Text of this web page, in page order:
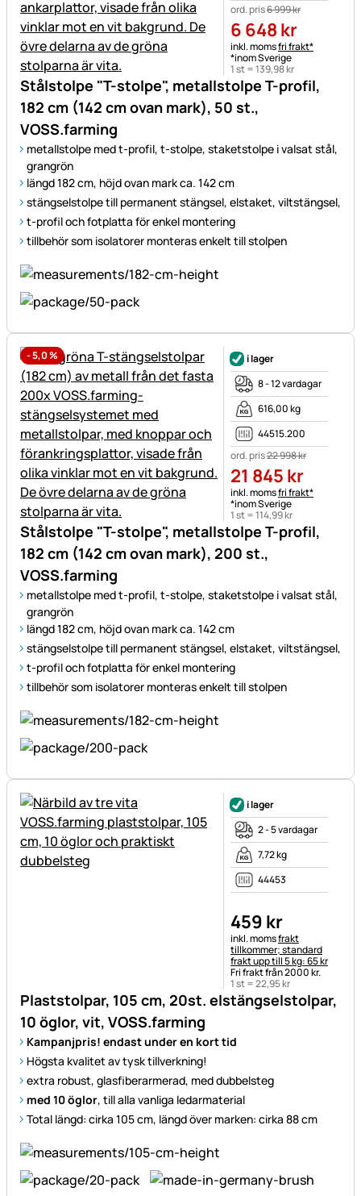
Stålstolpe "T-stolpe", metallstolpe T-profil,
182 cm (142 cm ovan mark), 50 st.,
VOSS.farming
metallstolpe med t-profil, t-stolpe, staketstolpe i valsat stål,
grangrön
längd 182 cm, höjd ovan mark ca. 142 cm
stängselstolpe till permanent stängsel, elstaket, viltstängsel,
t-profil och fotplatta för enkel montering
tillbehör som isolatorer monteras enkelt till stolpen
ord. pris6 999kr
6 648kr
Skatteinformation:
inkl. momsfri frakt*
*inom Sverige
1 st =139,98kr
-5,0%
Stålstolpe "T-stolpe", metallstolpe T-profil,
182 cm (142 cm ovan mark), 200 st.,
VOSS.farming
metallstolpe med t-profil, t-stolpe, staketstolpe i valsat stål,
grangrön
längd 182 cm, höjd ovan mark ca. 142 cm
stängselstolpe till permanent stängsel, elstaket, viltstängsel,
t-profil och fotplatta för enkel montering
tillbehör som isolatorer monteras enkelt till stolpen
i lager
8 - 12 vardagar
616,00 kg
44515.200
ord. pris22 998kr
21 845 kr
Skatteinformation:
inkl. momsfri frakt*
*inom Sverige
1 st =114,99kr
Plaststolpar, 105 cm, 20st. elstängselstolpar,
10 öglor, vit, VOSS.farming
Kampanjpris! endast under en kort tid
Högsta kvalitet av tysk tillverkning!
extra robust, glasfiberarmerad, med dubbelsteg
med 10 öglor, till alla vanliga ledarmaterial
Total längd: cirka 105 cm, längd över marken: cirka 88 cm
i lager
2 - 5 vardagar
7,72 kg
44453
459 kr
Skatteinformation:
inkl. momsfrakt
tillkommer; standard
frakt upp till 5 kg: 65 kr
Fri frakt från 2000 kr.
1 st =22,95kr